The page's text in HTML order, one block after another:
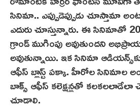
సినిమా.. ఎప్పుడెప్పుడు చూస్తామా
ఎదురు చూస్తున్నారు. ఈ సినిమాతో
గ్రాండ్ ముగింపు అవుతుందని
అవుతున్నాయి. ఇక సినిమా
ఆఫీస్ బ్లాస్ట్ పక్కా. హీరోల సినిమాల
బాక్స్ ఆఫీస్ కలెక్షన్లతో కలకలలాడేలా
చూడాలి.